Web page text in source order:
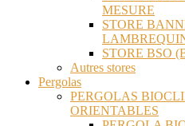
MESURE
STORE
STORE BSO
Autres stores
Pergolas
PERGOLAS
ORIENTABLES